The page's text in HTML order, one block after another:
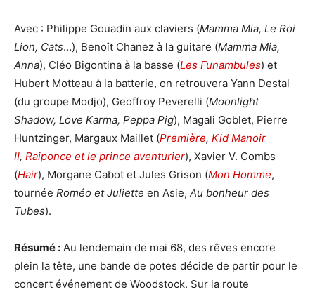
Avec : Philippe Gouadin aux claviers (Mamma Mia, Le Roi
Lion, Cats…), Benoît Chanez à la guitare (Mamma Mia,
Anna), Cléo Bigontina à la basse (Les Funambules) et
Hubert Motteau à la batterie, on retrouvera Yann Destal
(du groupe Modjo), Geoffroy Peverelli (Moonlight
Shadow, Love Karma, Peppa Pig), Magali Goblet, Pierre
Huntzinger, Margaux Maillet (Première, Kid Manoir
II, Raiponce et le prince aventurier), Xavier V. Combs
(Hair), Morgane Cabot et Jules Grison (Mon Homme,
tournée Roméo et Juliette en Asie, Au bonheur des
Tubes).
Résumé : Au lendemain de mai 68, des rêves encore
plein la tête, une bande de potes décide de partir pour le
concert événement de Woodstock. Sur la route